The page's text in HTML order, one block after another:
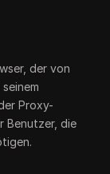
der von
Proxy-
Benutzer, die